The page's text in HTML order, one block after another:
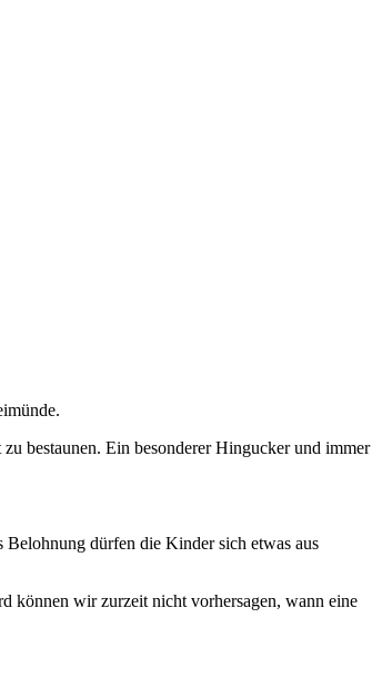
bestaunen. Ein besonderer Hingucker und immer
dürfen die Kinder sich etwas aus
können wir zurzeit nicht vorhersagen, wann eine